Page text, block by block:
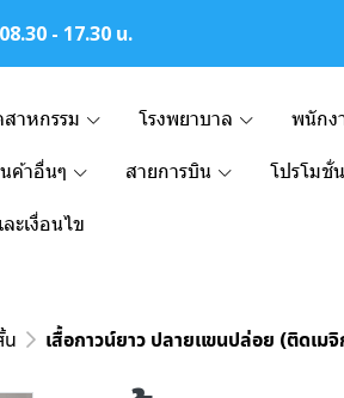
- 17.30 น.
สาหกรรม โรงพยาบาล พนักง
ค้าอื่นๆ สายการบิน โปรโมชั่น
ะเงื่อนไข
น เสื้อกาวน์ยาว ปลายเเขนปล่อย (ติดเม